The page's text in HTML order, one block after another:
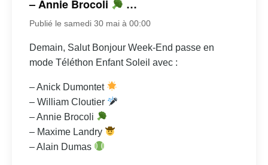
– Annie Brocoli …
Publié le samedi 30 mai à 00:00
Demain, Salut Bonjour Week-End passe en
mode Téléthon Enfant Soleil avec :
– Anick Dumontet
– William Cloutier
– Annie Brocoli
– Maxime Landry
– Alain Dumas